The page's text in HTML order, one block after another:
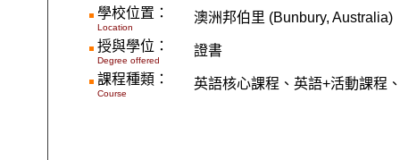
學校位置：
Location
澳洲邦伯里 (Bunbury, Australia)
授與學位：
Degree offered
證書
課程種類：
Course
英語核心課程、英語+活動課程